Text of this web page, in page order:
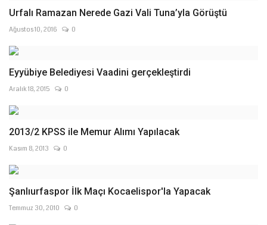
Urfalı Ramazan Nerede Gazi Vali Tuna’yla Görüştü
Ağustos 10, 2016 0
Eyyübiye Belediyesi Vaadini gerçekleştirdi
Aralık 18, 2015 0
2013/2 KPSS ile Memur Alımı Yapılacak
Kasım 8, 2013 0
Şanlıurfaspor İlk Maçı Kocaelispor'la Yapacak
Temmuz 30, 2010 0